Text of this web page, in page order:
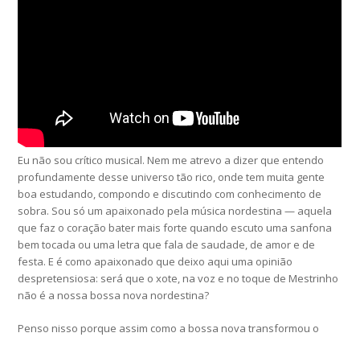
Eu não sou crítico musical. Nem me atrevo a dizer que entendo
profundamente desse universo tão rico, onde tem muita gente
boa estudando, compondo e discutindo com conhecimento de
sobra. Sou só um apaixonado pela música nordestina — aquela
que faz o coração bater mais forte quando escuto uma sanfona
bem tocada ou uma letra que fala de saudade, de amor e de
festa. E é como apaixonado que deixo aqui uma opinião
despretensiosa: será que o xote, na voz e no toque de Mestrinho
não é a nossa bossa nova nordestina?
Penso nisso porque assim como a bossa nova transformou o